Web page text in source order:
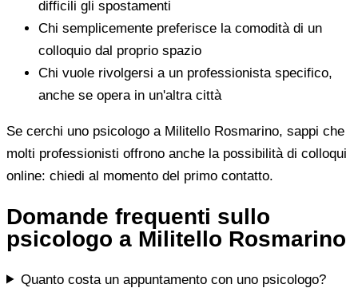
difficili gli spostamenti
Chi semplicemente preferisce la comodità di un
colloquio dal proprio spazio
Chi vuole rivolgersi a un professionista specifico,
anche se opera in un'altra città
Se cerchi uno psicologo a Militello Rosmarino, sappi che
molti professionisti offrono anche la possibilità di colloqui
online: chiedi al momento del primo contatto.
Domande frequenti sullo
psicologo a Militello Rosmarino
Quanto costa un appuntamento con uno psicologo?